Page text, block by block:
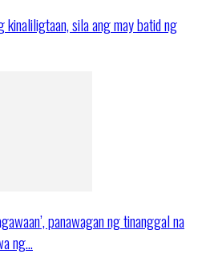
kinaliligtaan, sila ang may batid ng
panawagan ng tinanggal na
ng…